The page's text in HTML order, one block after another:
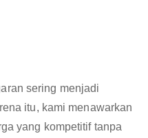
sering menjadi
itu, kami menawarkan
yang kompetitif tanpa